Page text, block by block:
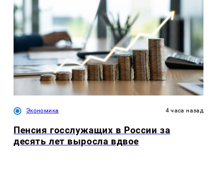
Экономика 4 часа назад
Пенсия госслужащих в России за
десять лет выросла вдвое